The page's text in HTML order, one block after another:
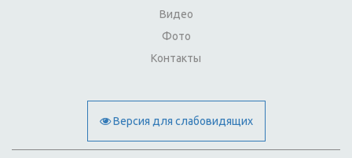
Видео
Фото
Контакты
Версия для слабовидящих